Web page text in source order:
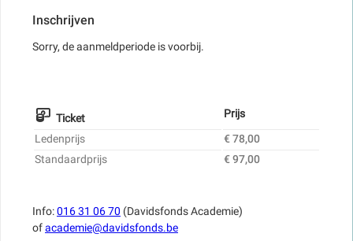
Inschrijven
Sorry, de aanmeldperiode is voorbij.
Ticket
Prijs
Ledenprijs
€ 78,00
Standaardprijs
€ 97,00
Info:016 31 06 70 (Davidsfonds Academie)
ofacademie@davidsfonds.be